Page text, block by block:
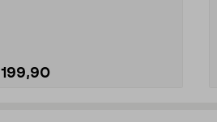
199,90